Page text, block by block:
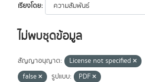
เรียงโดย
ไม่พบชุดข้อมูล
สัญญาอนุญาต: License not specified
false
รูปแบบ:
PDF